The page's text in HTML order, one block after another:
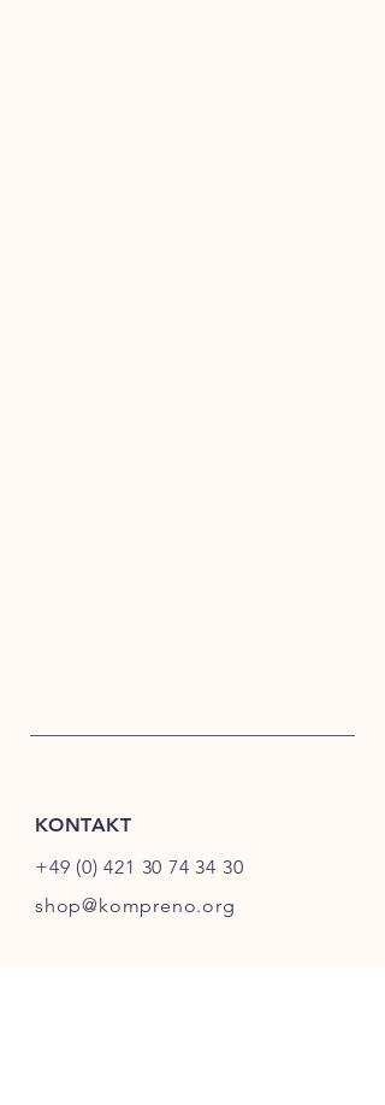
KONTAKT
+49 (0) 421 30 74 34 30
shop@kompreno.org